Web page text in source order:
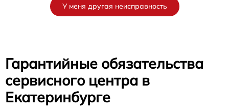
У меня другая неисправность
Гарантийные обязательства
сервисного центра в
Екатеринбурге